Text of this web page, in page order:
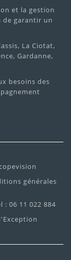
et la gestion
de garantir un
La Ciotat,
Gardanne,
besoins des
générales
06 11 022 884